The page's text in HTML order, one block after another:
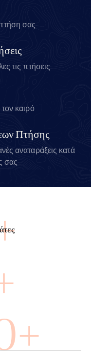
σας
τις πτήσεις
καιρό
Πτήσης
αναταράξεις κατά
σας